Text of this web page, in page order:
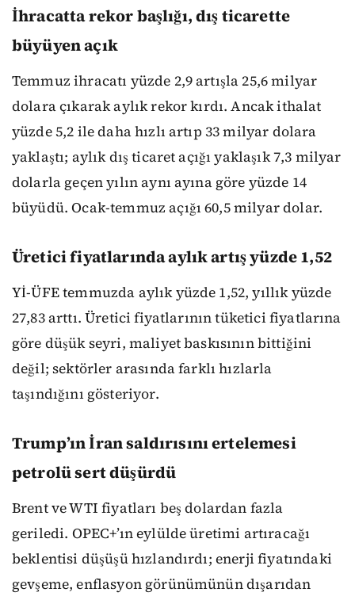
İhracatta rekor başlığı, dış ticarette
büyüyen açık
Temmuz ihracatı yüzde 2,9 artışla 25,6 milyar
dolara çıkarak aylık rekor kırdı. Ancak ithalat
yüzde 5,2 ile daha hızlı artıp 33 milyar dolara
yaklaştı; aylık dış ticaret açığı yaklaşık 7,3 milyar
dolarla geçen yılın aynı ayına göre yüzde 14
büyüdü. Ocak-temmuz açığı 60,5 milyar dolar.
Üretici fiyatlarında aylık artış yüzde 1,52
Yİ-ÜFE temmuzda aylık yüzde 1,52, yıllık yüzde
27,83 arttı. Üretici fiyatlarının tüketici fiyatlarına
göre düşük seyri, maliyet baskısının bittiğini
değil; sektörler arasında farklı hızlarla
taşındığını gösteriyor.
Trump’ın İran saldırısını ertelemesi
petrolü sert düşürdü
Brent ve WTI fiyatları beş dolardan fazla
geriledi. OPEC+’ın eylülde üretimi artıracağı
beklentisi düşüşü hızlandırdı; enerji fiyatındaki
gevşeme, enflasyon görünümünün dışarıdan